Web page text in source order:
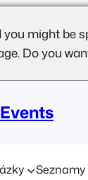
you might be
Do you